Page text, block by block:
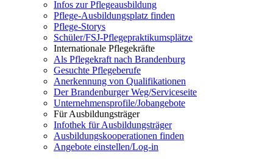
Infos zur Pflegeausbildung
Pflege-Ausbildungsplatz finden
Pflege-Storys
Schüler/FSJ-Pflegepraktikumsplätze
Internationale Pflegekräfte
Als Pflegekraft nach Brandenburg
Gesuchte Pflegeberufe
Anerkennung von Qualifikationen
Der Brandenburger Weg/Serviceseite
Unternehmensprofile/Jobangebote
Für Ausbildungsträger
Infothek für Ausbildungsträger
Ausbildungskooperationen finden
Angebote einstellen/Log-in